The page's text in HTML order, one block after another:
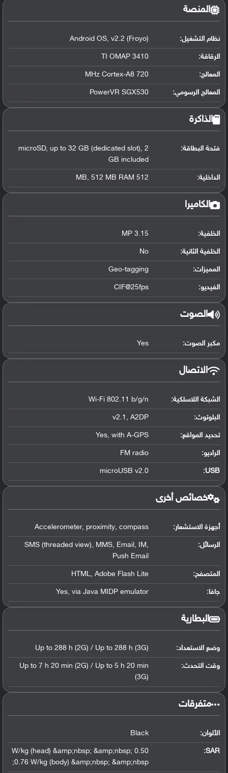
المنصة
نظام التشغيل:
Android OS, v2.2 (Froyo)
الرقاقة:
TI OMAP 3410
المعالج:
720 MHz Cortex-A8
المعالج الرسومي:
PowerVR SGX530
الذاكرة
فتحة البطاقة:
microSD, up to 32 GB (dedicated slot), 2
GB included
الداخلية: 512 MB, 512 MB RAM
الكاميرا
الخلفية: 3.15 MP
الخلفية الثانية: No
المميزات: Geo-tagging
الفيديو: CIF@25fps
الصوت
مكبر الصوت: Yes
الاتصال
الشبكة اللاسلكية: Wi-Fi 802.11 b/g/n
البلوتوث:
v2.1, A2DP
تحديد المواقع:
Yes, with A-GPS
الراديو: FM radio
USB
:
microUSB v2.0
خصائص أخرى
أجهزة الاستشعار: Accelerometer, proximity, compass
الرسائل:
SMS (threaded view), MMS, Email, IM,
Push Email
المتصفح: HTML, Adobe Flash Lite
جافا: Yes, via Java MIDP emulator
البطارية
وضع الاستعداد: Up to 288 h (2G) / Up to 288 h (3G)
وقت التحدث:
Up to 7 h 20 min (2G) / Up to 5 h 20 min
(3G)
‏متفرقات‏
الألوان: Black
SAR
:
0.50 W/kg (head) &amp;nbsp; &amp;nbsp;
0.76 W/kg (body) &amp;nbsp; &amp;nbsp;